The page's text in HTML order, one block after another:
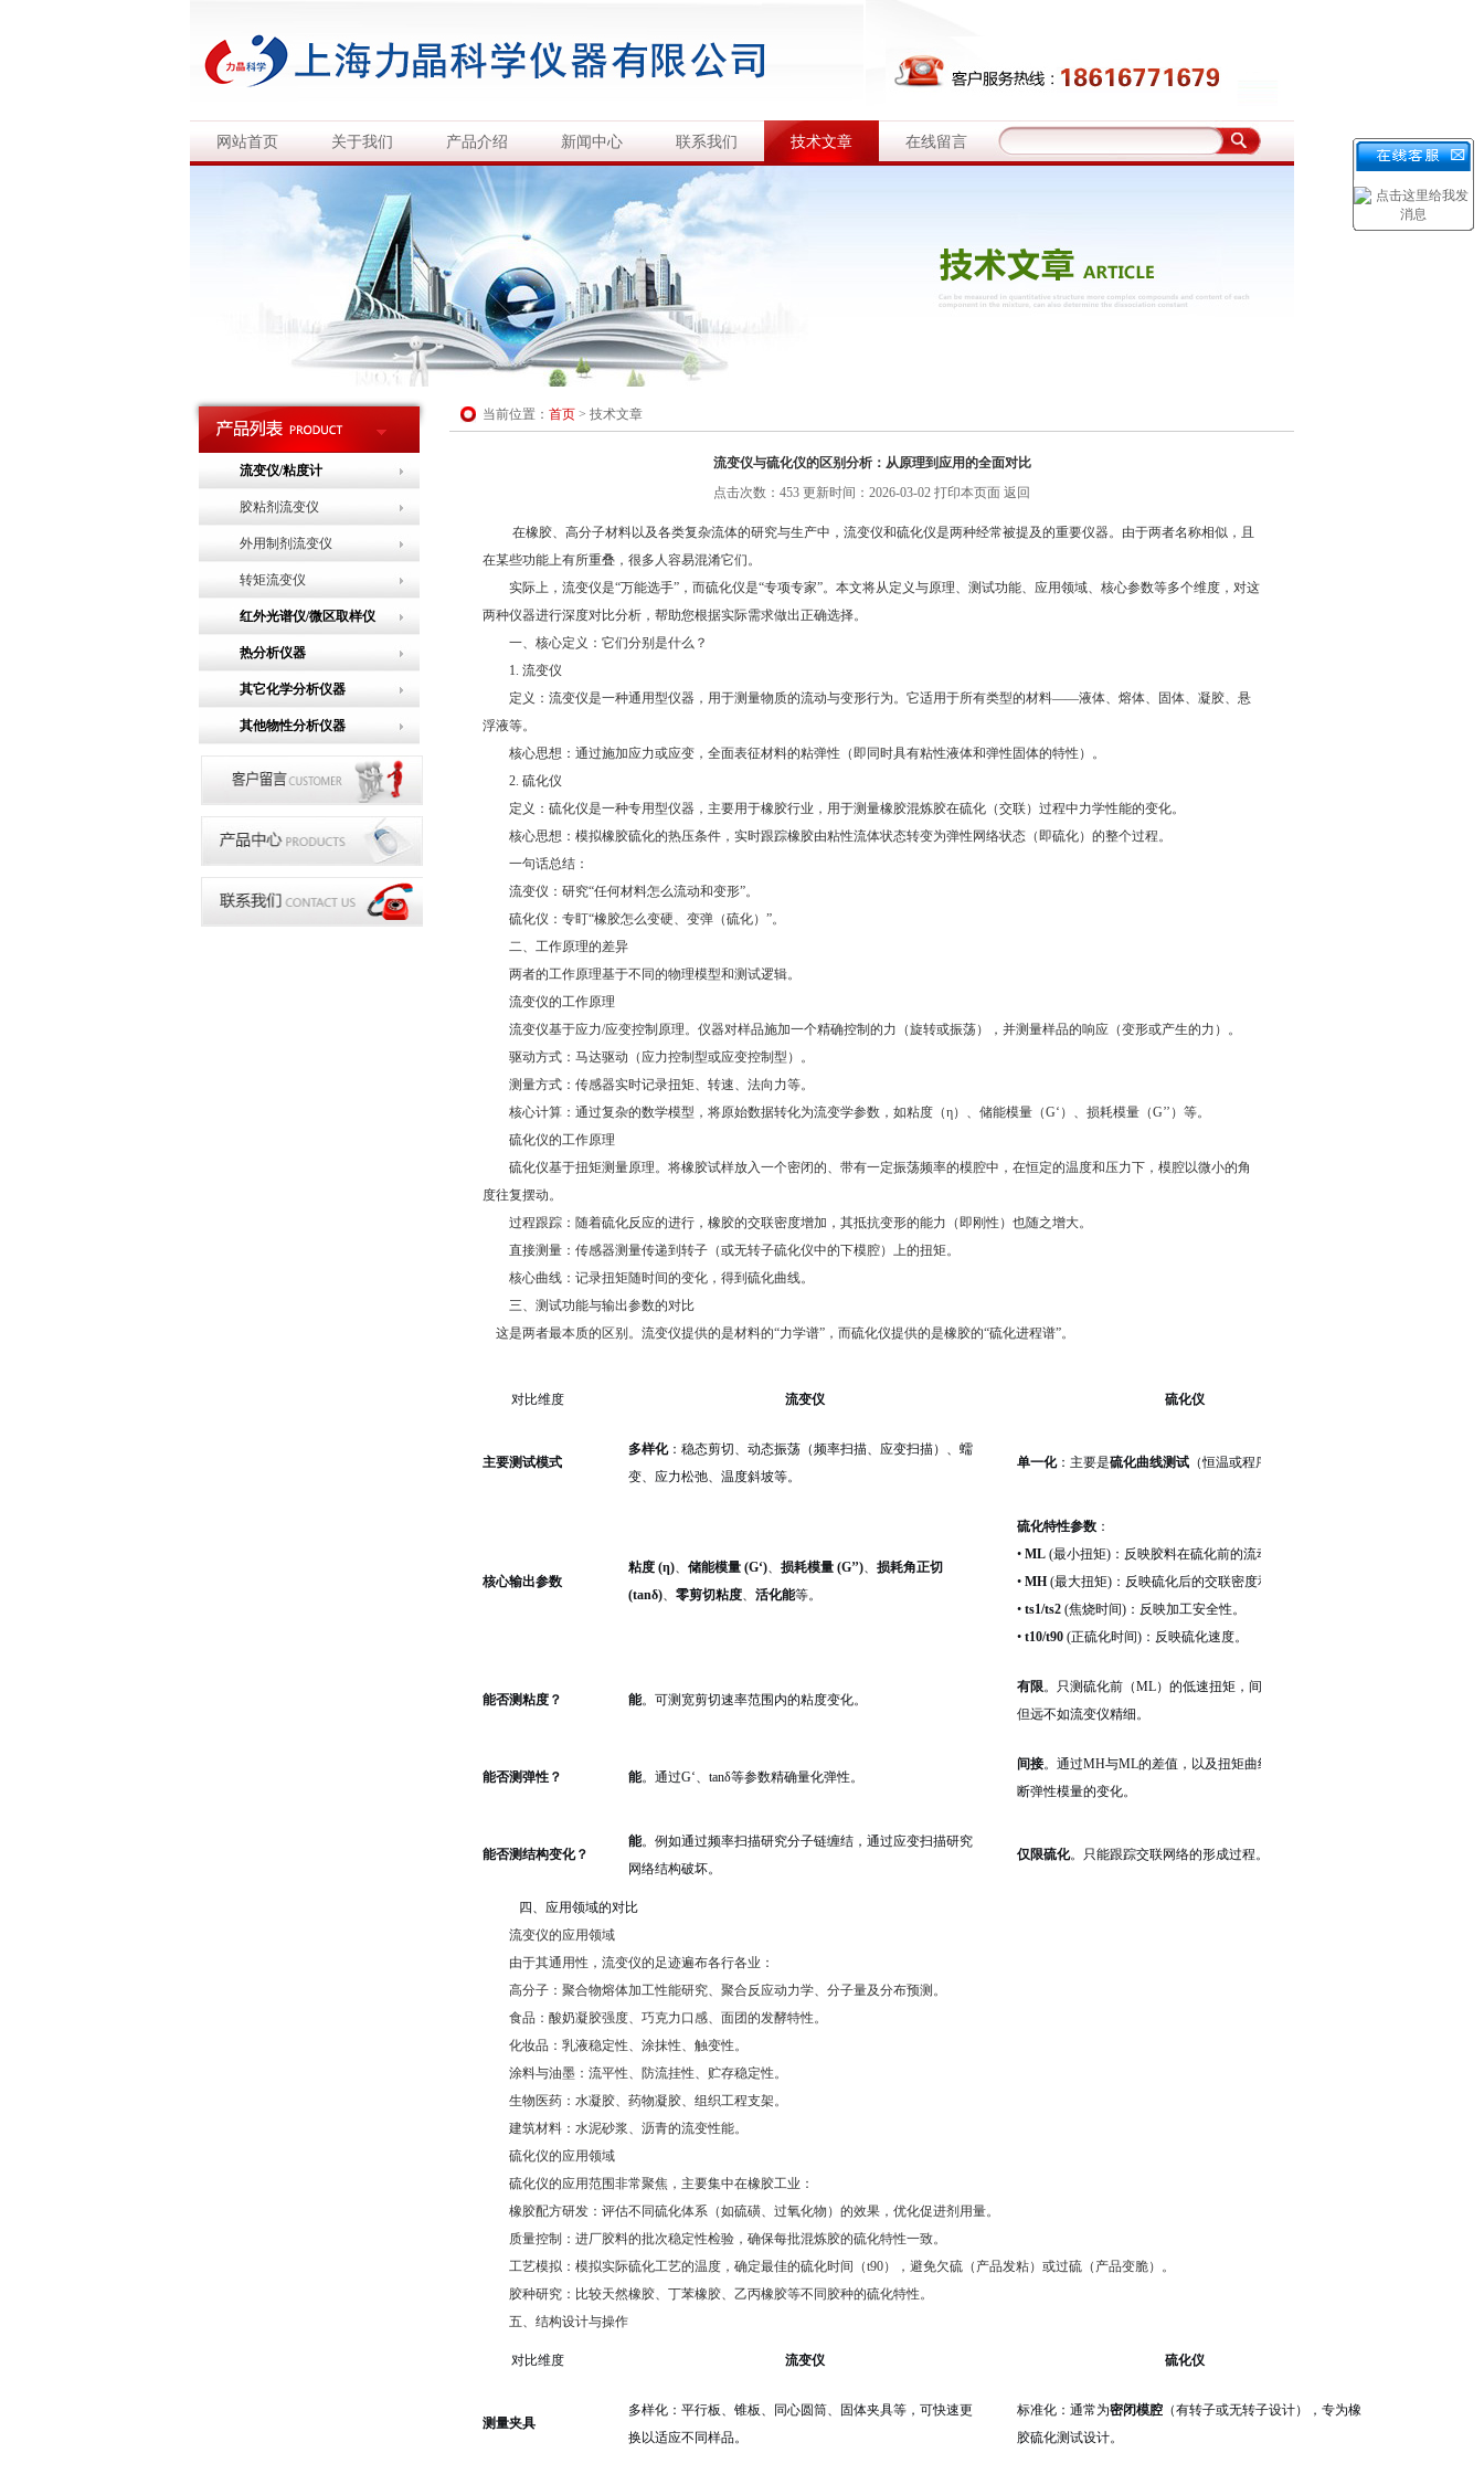
网站首页 关于我们 产品介绍 新闻中心 联系我们 技术文章 在线留言
流变仪/粘度计
胶粘剂流变仪
外用制剂流变仪
转矩流变仪
红外光谱仪/微区取样仪
热分析仪器
其它化学分析仪器
其他物性分析仪器
当前位置： 首页 > 技术文章
流变仪与硫化仪的区别分析：从原理到应用的全面对比
点击次数：453 更新时间：2026-03-02 打印本页面 返回
在橡胶、高分子材料以及各类复杂流体的研究与生产中，流变仪和硫化仪是两种经常被提及的重要仪器。由于两者名称相似，且
在某些功能上有所重叠，很多人容易混淆它们。
实际上，流变仪是“万能选手”，而硫化仪是“专项专家”。本文将从定义与原理、测试功能、应用领域、核心参数等多个维度，对这
两种仪器进行深度对比分析，帮助您根据实际需求做出正确选择。
一、核心定义：它们分别是什么？
1. 流变仪
定义：流变仪是一种通用型仪器，用于测量物质的流动与变形行为。它适用于所有类型的材料——液体、熔体、固体、凝胶、悬
浮液等。
核心思想：通过施加应力或应变，全面表征材料的粘弹性（即同时具有粘性液体和弹性固体的特性）。
2. 硫化仪
定义：硫化仪是一种专用型仪器，主要用于橡胶行业，用于测量橡胶混炼胶在硫化（交联）过程中力学性能的变化。
核心思想：模拟橡胶硫化的热压条件，实时跟踪橡胶由粘性流体状态转变为弹性网络状态（即硫化）的整个过程。
一句话总结：
流变仪：研究“任何材料怎么流动和变形”。
硫化仪：专盯“橡胶怎么变硬、变弹（硫化）”。
二、工作原理的差异
两者的工作原理基于不同的物理模型和测试逻辑。
流变仪的工作原理
流变仪基于应力/应变控制原理。仪器对样品施加一个精确控制的力（旋转或振荡），并测量样品的响应（变形或产生的力）。
驱动方式：马达驱动（应力控制型或应变控制型）。
测量方式：传感器实时记录扭矩、转速、法向力等。
核心计算：通过复杂的数学模型，将原始数据转化为流变学参数，如粘度（η）、储能模量（G‘）、损耗模量（G’’）等。
硫化仪的工作原理
硫化仪基于扭矩测量原理。将橡胶试样放入一个密闭的、带有一定振荡频率的模腔中，在恒定的温度和压力下，模腔以微小的角
度往复摆动。
过程跟踪：随着硫化反应的进行，橡胶的交联密度增加，其抵抗变形的能力（即刚性）也随之增大。
直接测量：传感器测量传递到转子（或无转子硫化仪中的下模腔）上的扭矩。
核心曲线：记录扭矩随时间的变化，得到硫化曲线。
三、测试功能与输出参数的对比
这是两者最本质的区别。流变仪提供的是材料的“力学谱”，而硫化仪提供的是橡胶的“硫化进程谱”。
对比维度 流变仪 硫化仪
主要测试模式
多样化：稳态剪切、动态振荡（频率扫描、应变扫描）、蠕
变、应力松弛、温度斜坡等。
单一化：主要是硫化曲线测试 （恒温或程序升温）。
核心输出参数
粘度 (η)、 储能模量 (G‘)、 损耗模量 (G’’)、 损耗角正切
(tanδ)、 零剪切粘度、 活化能等。
硫化特性参数 ：
• ML (最小扭矩)：反映胶料在硫化前的流动性。
• MH (最大扭矩)：反映硫化后的交联密度和硬度。
• ts1/ts2 (焦烧时间)：反映加工安全性。
• t10/t90 (正硫化时间)：反映硫化速度。
能否测粘度？ 能。可测宽剪切速率范围内的粘度变化。
有限。只测硫化前（ML）的低速扭矩，间接反映门尼粘度，
但远不如流变仪精细。
能否测弹性？ 能。通过G‘、tanδ等参数精确量化弹性。
间接。通过MH与ML的差值，以及扭矩曲线的形状，定性判
断弹性模量的变化。
能否测结构变化？
能。例如通过频率扫描研究分子链缠结，通过应变扫描研究
网络结构破坏。
仅限硫化。只能跟踪交联网络的形成过程。
四、应用领域的对比
流变仪的应用领域
由于其通用性，流变仪的足迹遍布各行各业：
高分子：聚合物熔体加工性能研究、聚合反应动力学、分子量及分布预测。
食品：酸奶凝胶强度、巧克力口感、面团的发酵特性。
化妆品：乳液稳定性、涂抹性、触变性。
涂料与油墨：流平性、防流挂性、贮存稳定性。
生物医药：水凝胶、药物凝胶、组织工程支架。
建筑材料：水泥砂浆、沥青的流变性能。
硫化仪的应用领域
硫化仪的应用范围非常聚焦，主要集中在橡胶工业：
橡胶配方研发：评估不同硫化体系（如硫磺、过氧化物）的效果，优化促进剂用量。
质量控制：进厂胶料的批次稳定性检验，确保每批混炼胶的硫化特性一致。
工艺模拟：模拟实际硫化工艺的温度，确定最佳的硫化时间（t90），避免欠硫（产品发粘）或过硫（产品变脆）。
胶种研究：比较天然橡胶、丁苯橡胶、乙丙橡胶等不同胶种的硫化特性。
五、结构设计与操作
对比维度 流变仪 硫化仪
测量夹具
多样化：平行板、锥板、同心圆筒、固体夹具等，可快速更
换以适应不同样品。
标准化：通常为密闭模腔 （有转子或无转子设计），专为橡
胶硫化测试设计。